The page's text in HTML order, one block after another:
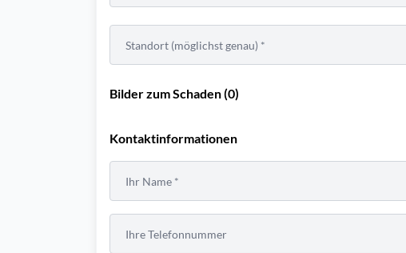
Standort (möglichst genau) *
Bilder zum Schaden (0)
Kontaktinformationen
Ihr Name *
Ihre Telefonnummer